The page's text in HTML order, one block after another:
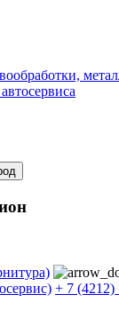
+ 7 (4212)